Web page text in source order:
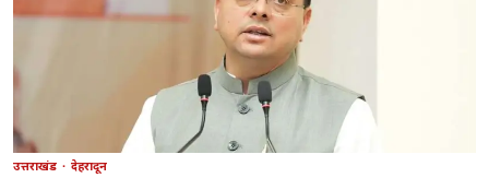
उत्तराखंड देहरादून